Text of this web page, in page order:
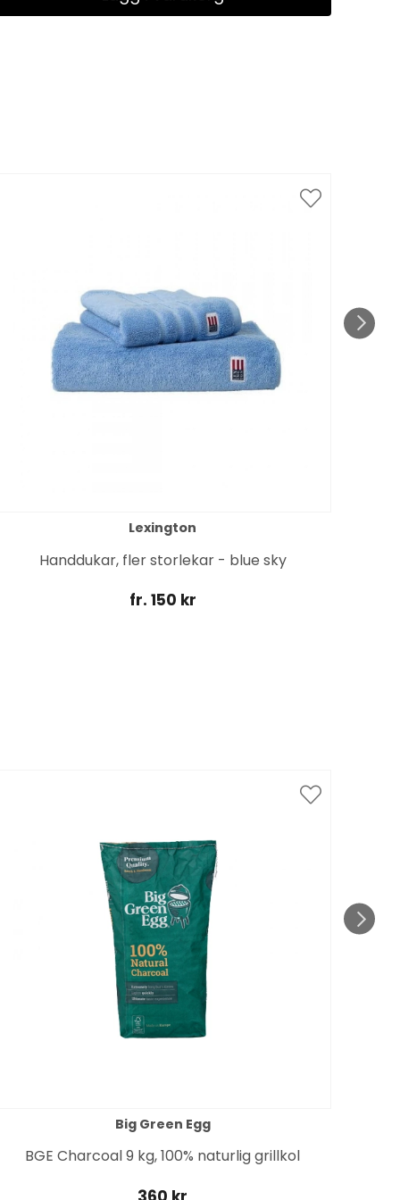
Lexington
Handdukar, fler storlekar - blue sky
fr. 150 kr
Big Green Egg
BGE Charcoal 9 kg, 100% naturlig grillkol